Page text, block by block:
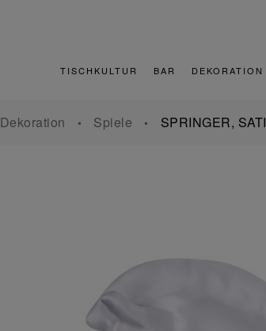
TISCHKULTUR BAR DEKORATION
Dekoration Spiele SPRINGER,